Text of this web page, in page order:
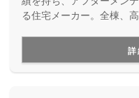
いてきた中で、家族の
つの答えが、『健や
く、“最良の家”』だと考えて
る住宅メーカー。全棟、
で、入居後、アレルギー
嬉しい報告も少なくあり
ウスも用意されています。